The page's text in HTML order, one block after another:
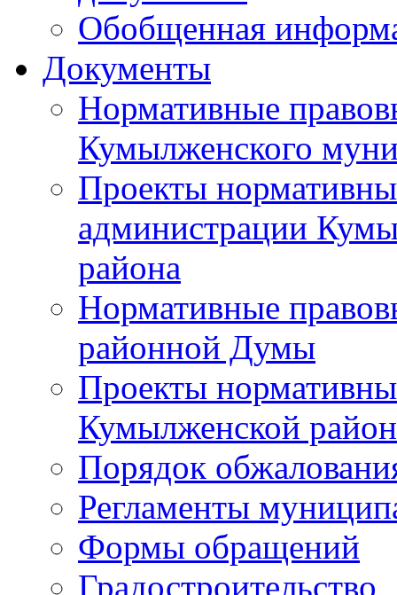
Обобщенная
Документы
Нормативные
Кумылженского
Проекты
администрации
района
Нормативные
районной Думы
Проекты
Кумылженской
Порядок
Регламенты
Формы обращений
Градостроительство